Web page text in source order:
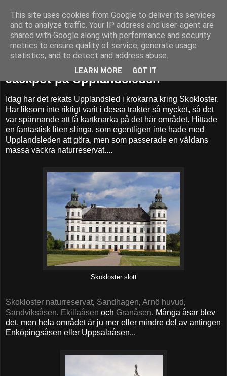
52adventures
Jackpot på Upplandsleden
Idag har det rekats Upplandsled i krokarna kring Skokloster.
Har liksom inte riktigt varit i dessa trakter så mycket, så det
var spännande att få kartknarka på det här området. Hittade
en fantastisk liten slinga, som egentligen inte hade med
Upplandsleden att göra, men som passerade en väldans
massa vackra naturreservat....
Skokloster slott
Skokloster naturreservat, Sandhagen, Arnö huvud,
Sandviksåsen, Ekillaåsen och Granåsen. Många åsar blev
det, men hela området är ju mer eller mindre del av antingen
Enköpingsåsen eller Uppsalaåsen...
This site uses cookies from Google to deliver its services
and to analyze traffic. Your IP address and user-agent are
shared with Google along with performance and security
metrics to ensure quality of service, generate usage
statistics, and to detect and address abuse.
LEARN MORE GOT IT